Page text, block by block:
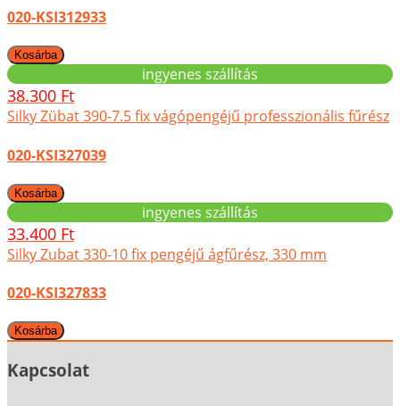
020-KSI312933
ingyenes szállítás
38.300 Ft
Silky Zübat 390-7.5 fix vágópengéjű professzionális fűrész
020-KSI327039
ingyenes szállítás
33.400 Ft
Silky Zubat 330-10 fix pengéjű ágfűrész, 330 mm
020-KSI327833
Kapcsolat